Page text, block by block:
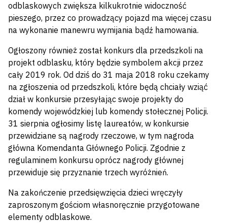
odblaskowych zwiększa kilkukrotnie widoczność
pieszego, przez co prowadzący pojazd ma więcej czasu
na wykonanie manewru wymijania bądź hamowania.
Ogłoszony również został konkurs dla przedszkoli na
projekt odblasku, który będzie symbolem akcji przez
cały 2019 rok. Od dziś do 31 maja 2018 roku czekamy
na zgłoszenia od przedszkoli, które będą chciały wziąć
dział w konkursie przesyłając swoje projekty do
komendy wojewódzkiej lub komendy stołecznej Policji.
31 sierpnia ogłosimy listę laureatów, w konkursie
przewidziane są nagrody rzeczowe, w tym nagroda
główna Komendanta Głównego Policji. Zgodnie z
regulaminem konkursu oprócz nagrody głównej
przewiduje się przyznanie trzech wyróżnień.
Na zakończenie przedsięwzięcia dzieci wręczyły
zaproszonym gościom własnoręcznie przygotowane
elementy odblaskowe.